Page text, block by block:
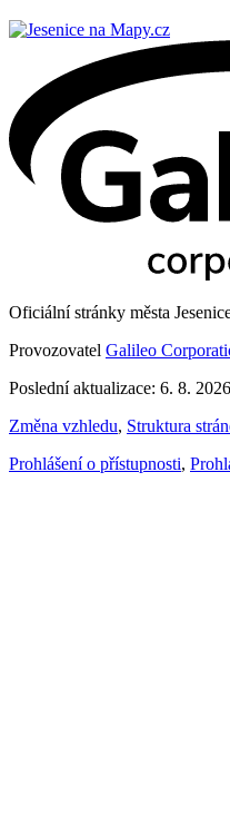
Oficiální stránky města
Provozovatel Galileo
Poslední aktualizace: 6. 8. 2026
Změna vzhledu, Struktura
Prohlášení o přístupnosti,